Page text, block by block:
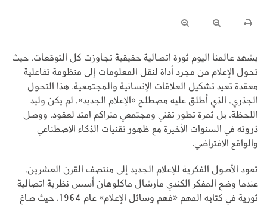
يشهد عالمنا اليوم ثورة اتصالية حقيقية تجاوزت كل التوقعات، حيث
تحول الإعلام من مجرد أداة لنقل المعلومات إلى منظومة تفاعلية
معقدة تعيد تشكيل العلاقات الإنسانية والمجتمعية. هذا التحول
الجذري، الذي أطلق عليه مصطلح «الإعلام الجديد»، لم يكن وليد
اللحظة، بل ثمرة تطور تقني ومجتمعي متراكم امتد لعقود، ووصل
ذروته في السنوات الأخيرة مع ظهور تقنيات الذكاء الاصطناعي
والواقع الافتراضي.
تعود الأصول الفكرية للإعلام الجديد إلى منتصف القرن العشرين،
عندما وضع المفكر الكندي مارشال ماكلوهان أسس نظرية اتصالية
ثورية في كتابه المهم «فهم وسائل الإعلام» عام 1964، حيث صاغ